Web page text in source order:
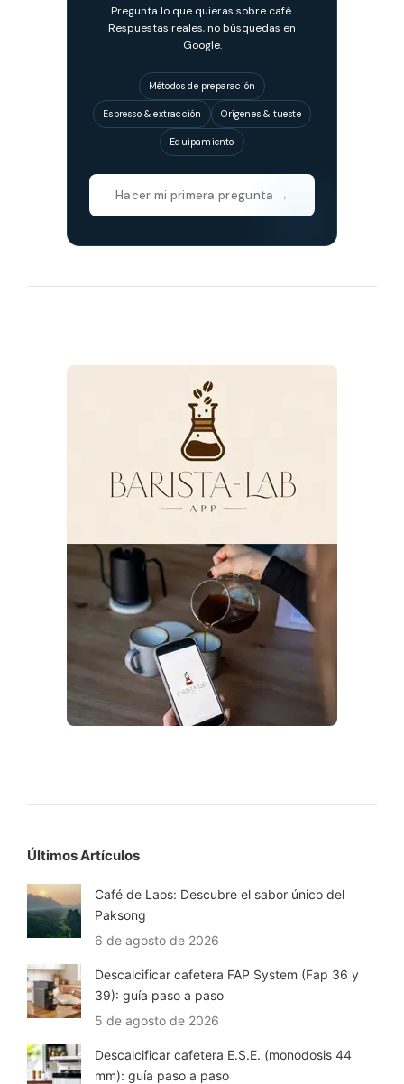
Pregunta lo que quieras sobre café.
Respuestas reales, no búsquedas en
Google.
Métodos de preparación
Espresso & extracción Orígenes & tueste
Equipamiento
Hacer mi primera pregunta →
Últimos Artículos
Café de Laos: Descubre el sabor único del
Paksong
6 de agosto de 2026
Descalcificar cafetera FAP System (Fap 36 y
39): guía paso a paso
5 de agosto de 2026
Descalcificar cafetera E.S.E. (monodosis 44
mm): guía paso a paso